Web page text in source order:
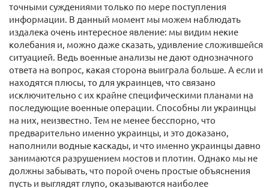
точными суждениями только по мере поступления
информации. В данный момент мы можем наблюдать
издалека очень интересное явление: мы видим некие
колебания и, можно даже сказать, удивление сложившейся
ситуацией. Ведь военные анализы не дают однозначного
ответа на вопрос, какая сторона выиграла больше. А если и
находятся плюсы, то для украинцев, что связано
исключительно с их крайне специфическими планами на
последующие военные операции. Способны ли украинцы
на них, неизвестно. Тем не менее бесспорно, что
предварительно именно украинцы, и это доказано,
наполнили водные каскады, и что именно украинцы давно
занимаются разрушением мостов и плотин. Однако мы не
должны забывать, что порой очень простые объяснения
пусть и выглядят глупо, оказываются наиболее